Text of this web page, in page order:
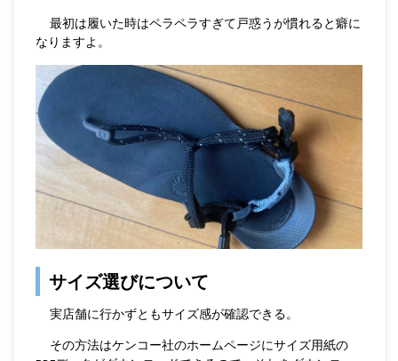
最初は履いた時はペラペラすぎて戸惑うが慣れると癖に
なりますよ。
サイズ選びについて
実店舗に行かずともサイズ感が確認できる。
その方法はケンコー社のホームページにサイズ用紙の